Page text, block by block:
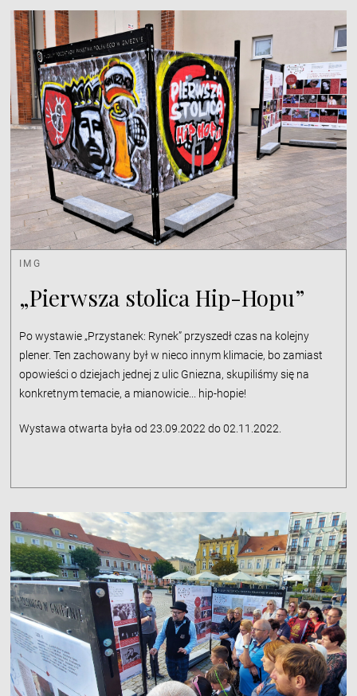
IMG
„Pierwsza stolica Hip-Hopu”
Po wystawie „Przystanek: Rynek” przyszedł czas na kolejny
plener. Ten zachowany był w nieco innym klimacie, bo zamiast
opowieści o dziejach jednej z ulic Gniezna, skupiliśmy się na
konkretnym temacie, a mianowicie... hip-hopie!
Wystawa otwarta była od 23.09.2022 do 02.11.2022.